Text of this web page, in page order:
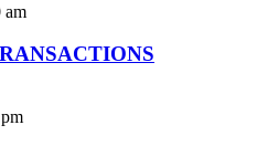
am